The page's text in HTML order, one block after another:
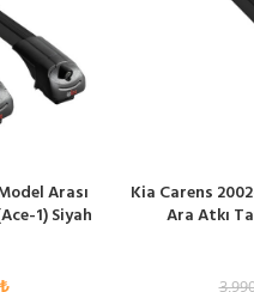
Arası
1) Siyah
₺
SEPETE EKLE
Kia Carens
Ara Atkı